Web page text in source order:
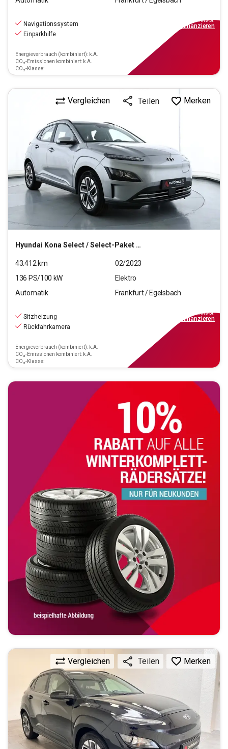
Navigationssystem
Einparkhilfe
Energieverbrauch (kombiniert): k.A.
CO₂-Emissionen kombiniert: k.A.
CO₂-Klasse:
inkl.MwSt.
finanzieren
Hyundai Kona Select / Select-Paket Elektro 2WD
Vergleichen Teilen Merken
43.412 km
02/2023
136 PS/100 kW
Elektro
Automatik
Frankfurt / Egelsbach
Sitzheizung
Rückfahrkamera
Energieverbrauch (kombiniert): k.A.
CO₂-Emissionen kombiniert: k.A.
CO₂-Klasse:
inkl.MwSt.
finanzieren
Vergleichen Teilen Merken